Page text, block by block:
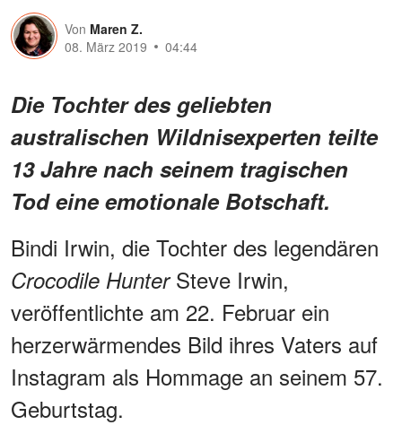
Von Maren Z.
08. März 2019
04:44
Die Tochter des geliebten
australischen Wildnisexperten teilte
13 Jahre nach seinem tragischen
Tod eine emotionale Botschaft.
Bindi Irwin, die Tochter des legendären
Crocodile HunterSteve Irwin,
veröffentlichte am 22. Februar ein
herzerwärmendes Bild ihres Vaters auf
Instagram als Hommage an seinem 57.
Geburtstag.